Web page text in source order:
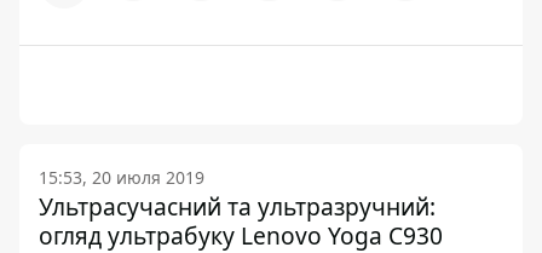
15:53, 20 июля 2019
Ультрасучасний та ультразручний:
огляд ультрабуку Lenovo Yoga C930